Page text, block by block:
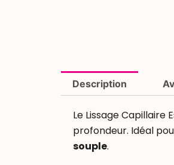
Description
Le Lissage Capillaire
profondeur. Idéal
souple.